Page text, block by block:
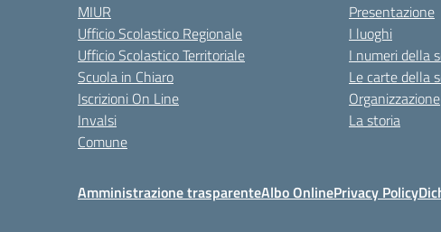
MIUR
Ufficio Scolastico Regionale
Ufficio Scolastico Territoriale
Scuola in Chiaro
Iscrizioni On Line
Invalsi
Comune
Presentazione
I luoghi
I numeri della
Le carte della
Organizzazione
La storia
Amministrazione trasparenteAlbo OnlinePrivacy Policy